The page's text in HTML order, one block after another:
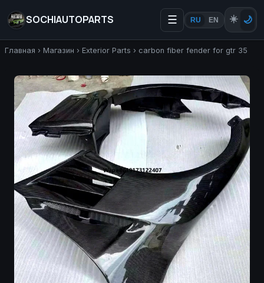
SOCHIAUTOPARTS ☰ RU EN ☀️ 🌙
Главная › Магазин › Exterior Parts › carbon fiber fender for gtr 35